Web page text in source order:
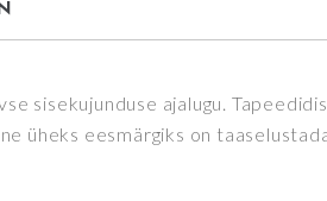
ajalugu.
üheks eesmärgiks on